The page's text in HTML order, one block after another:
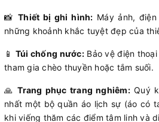
📸Thiết bị ghi hình: Máy ảnh,
những khoảnh khắc tuyệt đẹp của
📱 Túi chống nước:Bảo vệ điện
tham gia chèo thuyền hoặc tắm suối.
🙏Trang phục trang nghiêm:Quý
nhất một bộ quần áo lịch sự (áo có
khi viếng thăm các điểm tâm linh và